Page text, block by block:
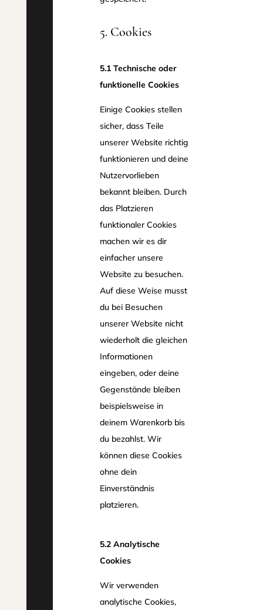
5. Cookies
5.1 Technische oder
funktionelle Cookies
Einige Cookies stellen
sicher, dass Teile
unserer Website richtig
funktionieren und deine
Nutzervorlieben
bekannt bleiben. Durch
das Platzieren
funktionaler Cookies
machen wir es dir
einfacher unsere
Website zu besuchen.
Auf diese Weise musst
du bei Besuchen
unserer Website nicht
wiederholt die gleichen
Informationen
eingeben, oder deine
Gegenstände bleiben
beispielsweise in
deinem Warenkorb bis
du bezahlst. Wir
können diese Cookies
ohne dein
Einverständnis
platzieren.
5.2 Analytische
Cookies
Wir verwenden
analytische Cookies,